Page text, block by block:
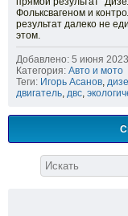
Фольксвагеном и
результат далеко не
этом.
Добавлено: 5 июня
Категория: Авто и мото
Теги: Игорь Асанов,
двигатель, двс,